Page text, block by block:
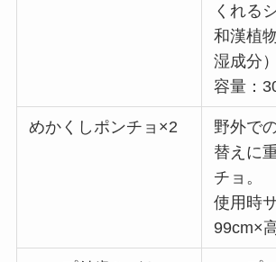
くれる
和漢植
湿成分
容量：
めかくしポンチョ×2
野外で
替えに
チョ。
使用時
99cm×